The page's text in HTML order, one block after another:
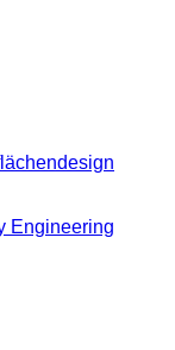
Engineering